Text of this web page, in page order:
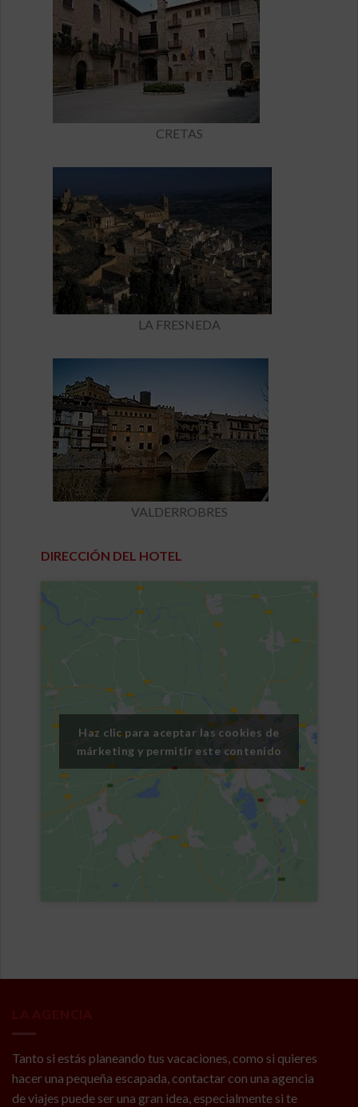
CRETAS
LA FRESNEDA
VALDERROBRES
DIRECCIÓN DEL HOTEL
Haz clic para aceptar las cookies de
márketing y permitir este contenido
Tanto si estás planeando tus vacaciones, como si quieres
hacer una pequeña escapada, contactar con una agencia
de viajes puede ser una gran idea, especialmente si te